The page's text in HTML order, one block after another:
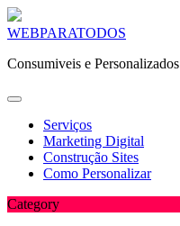
Skip
content
WEBPARATODOS
Consumiveis e Personalizados
Serviços
Marketing Digital
Construção Sites
Como Personalizar
Category